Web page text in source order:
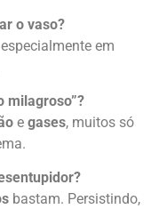
o vaso?
em
milagroso”?
e gases, muitos só
bastam. Persistindo,